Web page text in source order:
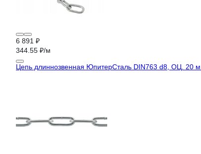
6 891 ₽
344.55 ₽/м
Цепь длиннозвенная ЮпитерСталь DIN763 d8, ОЦ. 20